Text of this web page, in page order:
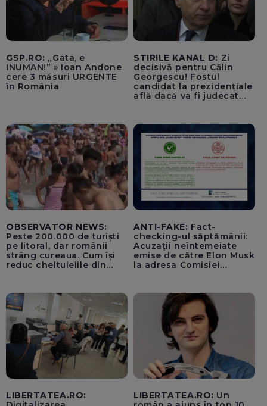
GSP.RO: „Gata, e
INUMAN!” » Ioan Andone
cere 3 măsuri URGENTE
în România
STIRILE KANAL D: Zi
decisivă pentru Călin
Georgescu! Fostul
candidat la prezidențiale
află dacă va fi judecat
OBSERVATOR NEWS:
Peste 200.000 de turiști
pe litoral, dar românii
strâng cureaua. Cum își
reduc cheltuielile din
ANTI-FAKE: Fact-
checking-ul săptămânii:
Acuzații neîntemeiate
emise de către Elon Musk
la adresa Comisiei
pentru instaurarea
„cenzurii” pe platforma X
LIBERTATEA.RO:
LIBERTATEA.RO: Un